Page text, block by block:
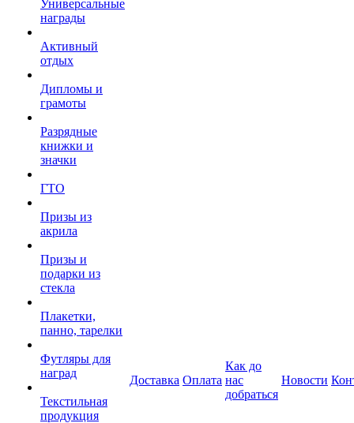
Универсальные
награды
Активный
отдых
Дипломы и
грамоты
Разрядные
книжки и
значки
ГТО
Призы из
акрила
Призы и
подарки из
стекла
Плакетки,
панно, тарелки
Футляры для
наград
Текстильная
продукция
Доставка Оплата
Как до
нас
добраться
Новости